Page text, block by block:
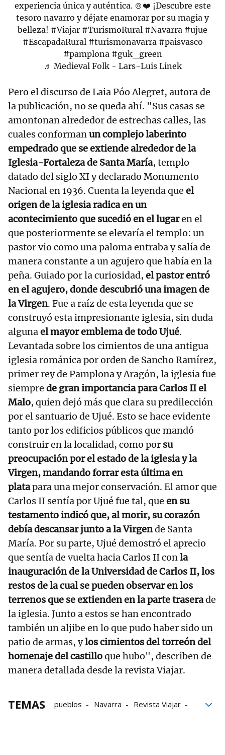
experiencia única y auténtica. 🍲❤️ ¡Descubre este
tesoro navarro y déjate enamorar por su magia y
belleza! #Viajar #TurismoRural #Navarra #ujue
#EscapadaRural #turismonavarra #paisvasco
#pamplona #guk_green
♬ Medieval Folk - Lars-Luis Linek
Pero el discurso de Laia Póo Alegret, autora de
la publicación, no se queda ahí. "Sus casas se
amontonan alrededor de estrechas calles, las
cuales conformanun complejo laberinto
empedrado que se extiende alrededor de la
Iglesia-Fortaleza de Santa María, templo
datado del siglo XI y declarado Monumento
Nacional en 1936. Cuenta la leyenda que el
origen de la iglesia radica en un
acontecimiento que sucedió en el lugaren el
que posteriormente se elevaría el templo: un
pastor vio como una paloma entraba y salía de
manera constante a un agujero que había en la
peña. Guiado por la curiosidad, el pastor entró
en el agujero, donde descubrió una imagen de
la Virgen. Fue a raíz de esta leyenda que se
construyó esta impresionante iglesia, sin duda
algunael mayor emblema de todo Ujué.
Levantada sobre los cimientos de una antigua
iglesia románica por orden de Sancho Ramírez,
primer rey de Pamplona y Aragón, la iglesia fue
siempre de gran importancia para Carlos II el
Malo, quien dejó más que clara su predilección
por el santuario de Ujué. Esto se hace evidente
tanto por los edificios públicos que mandó
construir en la localidad, como por su
preocupación por el estado de la iglesia y la
Virgen, mandando forrar esta última en
platapara una mejor conservación. El amor que
Carlos II sentía por Ujué fue tal, que en su
testamento indicó que, al morir, su corazón
debía descansar junto a la Virgende Santa
María. Por su parte, Ujué demostró el aprecio
que sentía de vuelta hacia Carlos II conla
inauguración de la Universidad de Carlos II, los
restos de la cual se pueden observar en los
terrenos que se extienden en la parte traserade
la iglesia. Junto a estos se han encontrado
también un aljibe en lo que pudo haber sido un
patio de armas, ylos cimientos del torreón del
homenaje del castilloque hubo", describen de
manera detallada desde la revista Viajar.
TEMAS pueblos Navarra
Revista Viajar